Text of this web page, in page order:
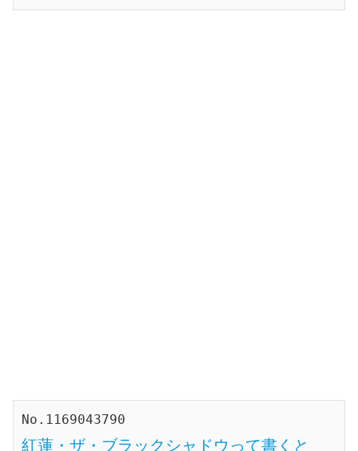
紅蓮・ザ・ブラックシャドウって書くと